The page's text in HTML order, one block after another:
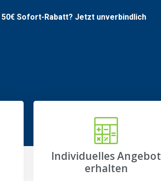
50€Sofort-Rabatt? Jetzt unverbindlich
Individuelles Angebot
erhalten